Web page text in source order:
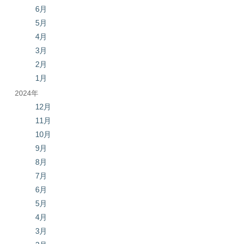
6月
5月
4月
3月
2月
1月
2024年
12月
11月
10月
9月
8月
7月
6月
5月
4月
3月